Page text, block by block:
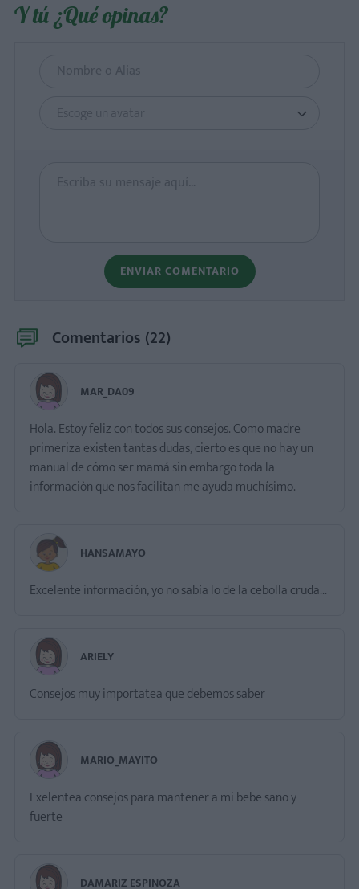
Y tú ¿Qué opinas?
Escoge un avatar
ENVIAR COMENTARIO
Comentarios (22)
MAR_DA09
Hola. Estoy feliz con todos sus consejos. Como madre
primeriza existen tantas dudas, cierto es que no hay un
manual de cómo ser mamá sin embargo toda la
informaciòn que nos facilitan me ayuda muchísimo.
HANSAMAYO
Excelente información, yo no sabía lo de la cebolla cruda...
ARIELY
Consejos muy importatea que debemos saber
MARIO_MAYITO
Exelentea consejos para mantener a mi bebe sano y
fuerte
DAMARIZ ESPINOZA